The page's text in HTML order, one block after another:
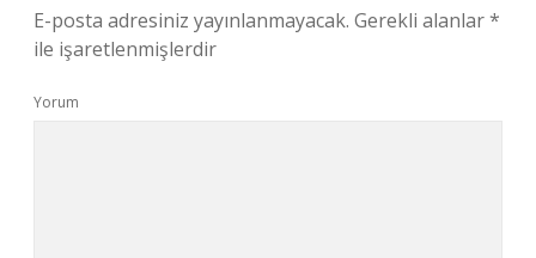
E-posta adresiniz yayınlanmayacak. Gerekli alanlar*
ile işaretlenmişlerdir
Yorum